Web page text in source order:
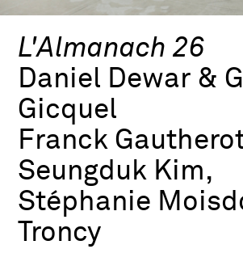
L'Almanach 26
Daniel Dewar &
Gicquel
Franck
Seungduk Kim,
Stéphanie
Troncy